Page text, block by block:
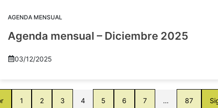
AGENDA MENSUAL
Agenda mensual – Diciembre 2025
03/12/2025
1 2 3 4 5 6 7 … 87